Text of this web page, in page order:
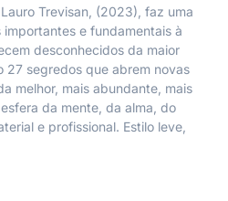
Trevisan, (2023), faz uma
e fundamentais à
desconhecidos da maior
27 segredos que abrem novas
melhor, mais abundante, mais
da mente, da alma, do
e profissional. Estilo leve,